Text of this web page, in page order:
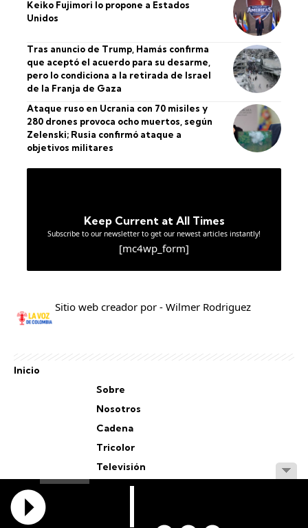
Keiko Fujimori lo propone a Estados
Unidos
Tras anuncio de Trump, Hamás confirma
que aceptó el acuerdo para su desarme,
pero lo condiciona a la retirada de Israel
de la Franja de Gaza
Ataque ruso en Ucrania con 70 misiles y
280 drones provoca ocho muertos, según
Zelenski; Rusia confirmó ataque a
objetivos militares
Keep Current at All Times
Subscribe to our newsletter to get our newest articles instantly!
[mc4wp_form]
Sitio web creador por - Wilmer Rodriguez
Inicio
Sobre
Nosotros
Cadena
Tricolor
Televisión
Personal